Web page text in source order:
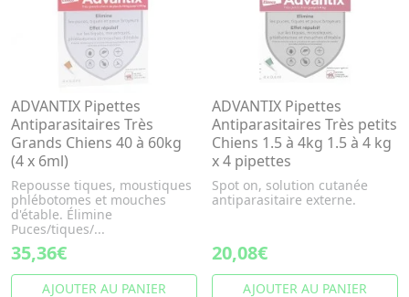
ADVANTIX Pipettes
Antiparasitaires Très
Grands Chiens 40 à 60kg
(4 x 6ml)
Repousse tiques, moustiques
phlébotomes et mouches
d'étable. Élimine
Puces/tiques/...
35,36€
AJOUTER AU PANIER
ADVANTIX Pipettes
Antiparasitaires Très petits
Chiens 1.5 à 4kg 1.5 à 4 kg
x 4 pipettes
Spot on, solution cutanée
antiparasitaire externe.
20,08€
AJOUTER AU PANIER